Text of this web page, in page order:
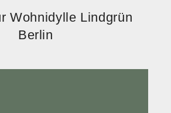
Wohnidylle Lindgrün
Berlin